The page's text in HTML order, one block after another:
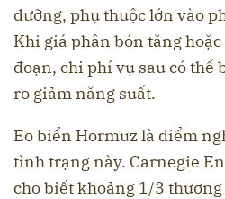
dưỡng, phụ thuộc lớn vào
Khi giá phân bón tăng
đoạn, chi phí vụ sau có thể
ro giảm năng suất.
Eo biển Hormuz là điểm
tình trạng này. Carnegie
cho biết khoảng 1/3